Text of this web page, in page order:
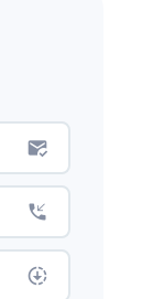
mark_email_read
phone_callback
downloading